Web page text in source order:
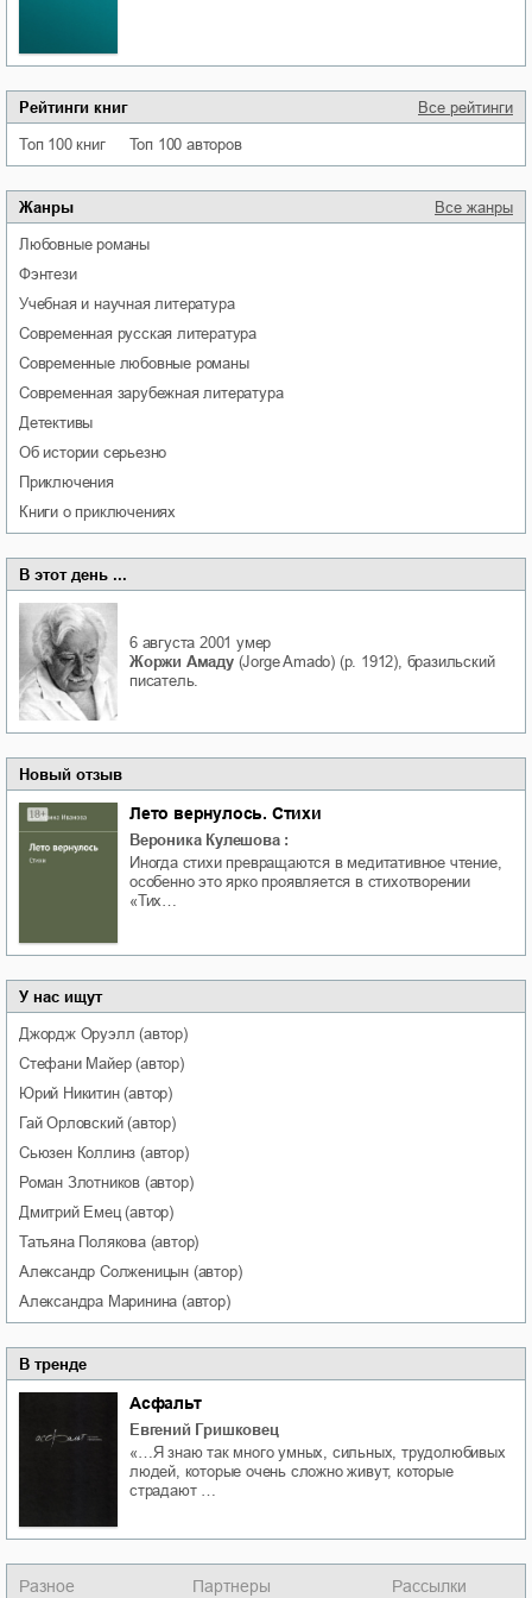
Рейтинги книг Все рейтинги
Топ 100 книг Топ 100 авторов
Жанры Все жанры
любовные романы
фэнтези
учебная и научная литература
современная русская литература
современные любовные романы
современная зарубежная литература
детективы
об истории серьезно
приключения
книги о приключениях
В этот день ...
6 августа 2001 умер
Жоржи Амаду(Jorge Amado) (р. 1912), бразильский
писатель.
Новый отзыв
Лето вернулось. Стихи
Вероника Кулешова :
Иногда стихи превращаются в медитативное чтение,
особенно это ярко проявляется в стихотворении
«Тих…
У нас ищут
Джордж Оруэлл (автор)
Стефани Майер(автор)
Юрий Никитин(автор)
Гай Орловский(автор)
Сьюзен Коллинз (автор)
Роман Злотников (автор)
Дмитрий Емец(автор)
Татьяна Полякова(автор)
Александр Солженицын (автор)
Александра Маринина (автор)
В тренде
Асфальт
Евгений Гришковец
«…Я знаю так много умных, сильных, трудолюбивых
людей, которые очень сложно живут, которые
страдают …
Разное Партнеры Рассылки